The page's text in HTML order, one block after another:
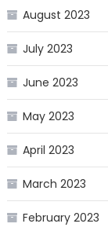
August 2023
July 2023
June 2023
May 2023
April 2023
March 2023
February 2023